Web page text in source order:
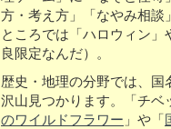
方・考え方」「なやみ相談
ところでは「ハロウィン
良限定なんだ）。
歴史・地理の分野では、
沢山見つかります。「チベ
のワイルドフラワー 」や「